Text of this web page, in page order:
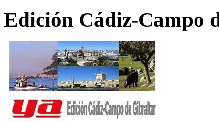
Edición Cádiz-Campo